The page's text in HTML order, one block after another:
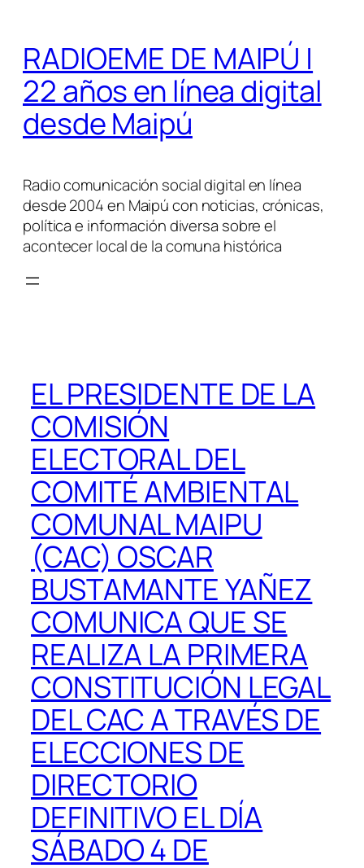
contenido
RADIOEME DE MAIPÚ |
22 años en línea digital
desde Maipú
Radio comunicación social digital en línea
desde 2004 en Maipú con noticias, crónicas,
política e información diversa sobre el
acontecer local de la comuna histórica
EL PRESIDENTE DE LA
COMISIÓN
ELECTORAL DEL
COMITÉ AMBIENTAL
COMUNAL MAIPU
(CAC) OSCAR
BUSTAMANTE YAÑEZ
COMUNICA QUE SE
REALIZA LA PRIMERA
CONSTITUCIÓN LEGAL
DEL CAC A TRAVÉS DE
ELECCIONES DE
DIRECTORIO
DEFINITIVO EL DÍA
SÁBADO 4 DE